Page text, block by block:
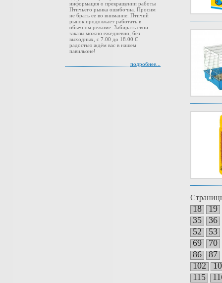
18
19
35
36
52
53
69
70
86
87
102
115
информация о прекращении работы
Птичьего рынка ошибочна. Просим
не брать ее во внимание. Птичий
рынок продолжает работать в
обычном режиме. Забирать свои
заказы можно ежедневно, без
выходных, с 7.00 до 18.00 С
радостью ждём вас в нашем
павильоне!
подробнее...